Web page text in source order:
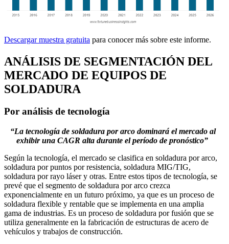
Descargar muestra gratuita para conocer más sobre este informe.
ANÁLISIS DE SEGMENTACIÓN DEL
MERCADO DE EQUIPOS DE
SOLDADURA
Por análisis de tecnología
“La tecnología de soldadura por arco dominará el mercado al
exhibir una CAGR alta durante el período de pronóstico”
Según la tecnología, el mercado se clasifica en soldadura por arco,
soldadura por puntos por resistencia, soldadura MIG/TIG,
soldadura por rayo láser y otras. Entre estos tipos de tecnología, se
prevé que el segmento de soldadura por arco crezca
exponencialmente en un futuro próximo, ya que es un proceso de
soldadura flexible y rentable que se implementa en una amplia
gama de industrias. Es un proceso de soldadura por fusión que se
utiliza generalmente en la fabricación de estructuras de acero de
vehículos y trabajos de construcción.